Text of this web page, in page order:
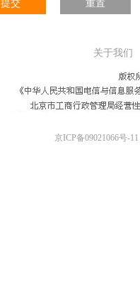
提交 重置
关于我们
京ICP备09021066号-11